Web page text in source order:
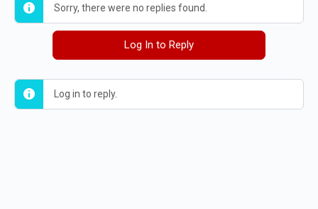
Sorry, there were no replies found.
Log In to Reply
Log in to reply.